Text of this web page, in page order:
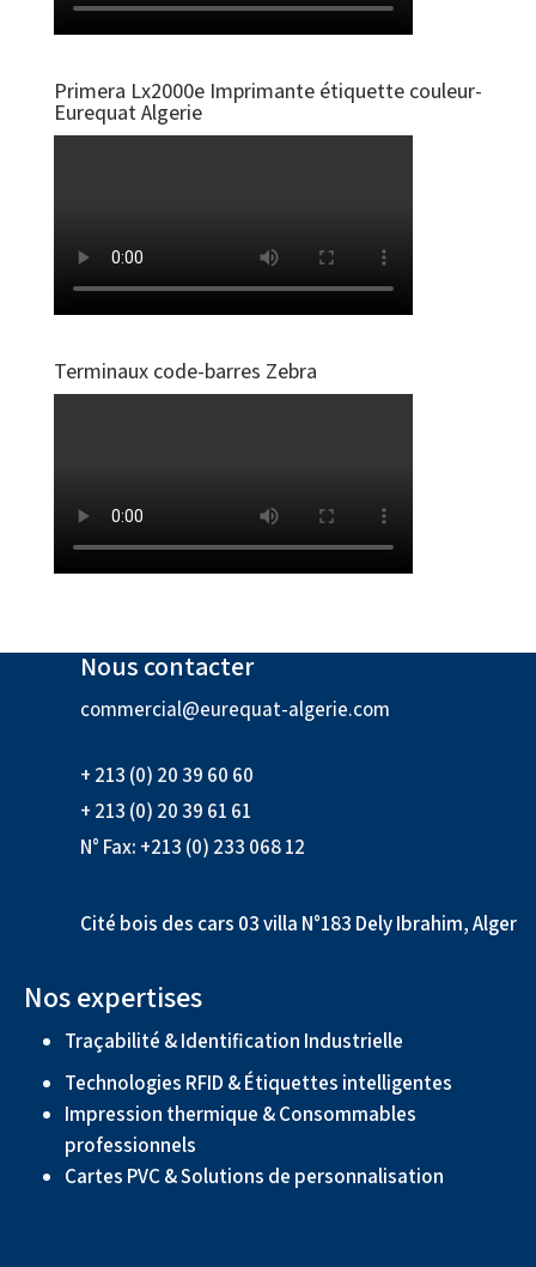
Primera Lx2000e Imprimante étiquette couleur-
Eurequat Algerie
Terminaux code-barres Zebra
Nous contacter
commercial@eurequat-algerie.com
+ 213 (0) 20 39 60 60
+ 213 (0) 20 39 61 61
N° Fax: +213 (0) 233 068 12
Cité bois des cars 03 villa N°183 Dely Ibrahim, Alger
Nos expertises
Traçabilité & Identification Industrielle
Technologies RFID & Étiquettes intelligentes
Impression thermique & Consommables
professionnels
Cartes PVC & Solutions de personnalisation